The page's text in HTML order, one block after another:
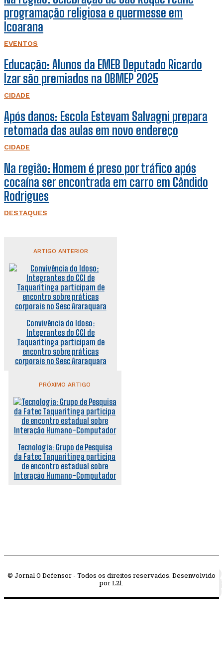
programação religiosa e quermesse em
Icoarana
EVENTOS
Educação: Alunos da EMEB Deputado Ricardo
Izar são premiados na OBMEP 2025
CIDADE
Após danos: Escola Estevam Salvagni prepara
retomada das aulas em novo endereço
CIDADE
Na região: Homem é preso por tráfico após
cocaína ser encontrada em carro em Cândido
Rodrigues
DESTAQUES
ARTIGO ANTERIOR
Convivência do Idoso:
Integrantes do CCI de
Taquaritinga participam de
encontro sobre práticas
corporais no Sesc Araraquara
PRÓXIMO ARTIGO
Tecnologia: Grupo de Pesquisa
da Fatec Taquaritinga participa
de encontro estadual sobre
Interação Humano-Computador
© Jornal O Defensor - Todos os direitos reservados. Desenvolvido
por L21.